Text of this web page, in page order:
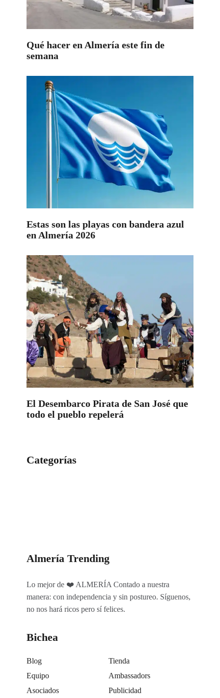
Qué hacer en Almería este fin de
semana
Estas son las playas con bandera azul
en Almería 2026
El Desembarco Pirata de San José que
todo el pueblo repelerá
Categorías
Almería Trending
Lo mejor de ❤️ ALMERÍA Contado a nuestra
manera: con independencia y sin postureo. Síguenos,
no nos hará ricos pero sí felices.
Bichea
Blog
Tienda
Equipo
Ambassadors
Asociados
Publicidad